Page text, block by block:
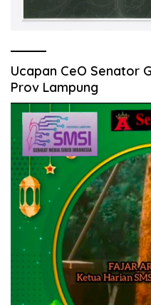
Ucapan CeO Senator
Prov Lampung